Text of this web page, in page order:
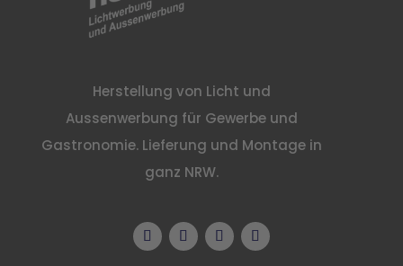
Herstellung von Licht und
Aussenwerbung für Gewerbe und
Gastronomie. Lieferung und Montage in
ganz NRW.